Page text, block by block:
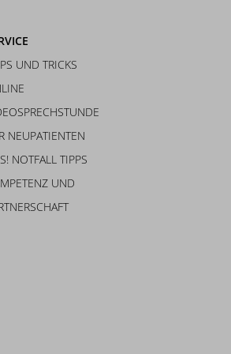
UND TRICKS
NEUPATIENTEN
NOTFALL TIPPS
UND